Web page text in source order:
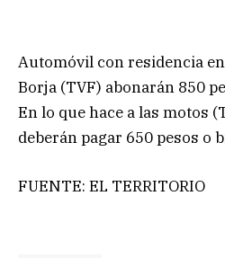
Automóvil con residencia
Borja (TVF) abonarán 850
En lo que hace a las motos
deberán pagar 650 pesos o
FUENTE: EL TERRITORIO